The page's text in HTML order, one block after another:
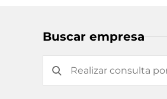
Buscar empresa